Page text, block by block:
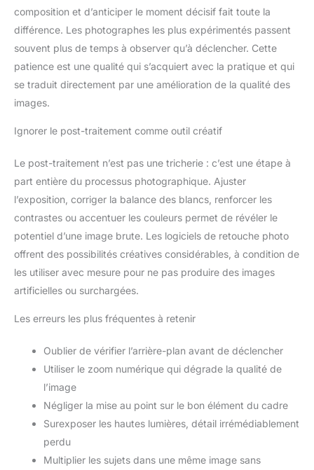
composition et d’anticiper le moment décisif fait toute la
différence. Les photographes les plus expérimentés passent
souvent plus de temps à observer qu’à déclencher. Cette
patience est une qualité qui s’acquiert avec la pratique et qui
se traduit directement par une amélioration de la qualité des
images.
Ignorer le post-traitement comme outil créatif
Le post-traitement n’est pas une tricherie : c’est une étape à
part entière du processus photographique. Ajuster
l’exposition, corriger la balance des blancs, renforcer les
contrastes ou accentuer les couleurs permet de révéler le
potentiel d’une image brute. Les logiciels de retouche photo
offrent des possibilités créatives considérables, à condition de
les utiliser avec mesure pour ne pas produire des images
artificielles ou surchargées.
Les erreurs les plus fréquentes à retenir
Oublier de vérifier l’arrière-plan avant de déclencher
Utiliser le zoom numérique qui dégrade la qualité de
l’image
Négliger la mise au point sur le bon élément du cadre
Surexposer les hautes lumières, détail irrémédiablement
perdu
Multiplier les sujets dans une même image sans